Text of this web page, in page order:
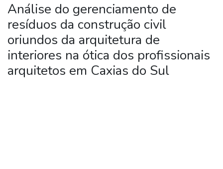
Análise do gerenciamento de
resíduos da construção civil
oriundos da arquitetura de
interiores na ótica dos profissionais
arquitetos em Caxias do Sul